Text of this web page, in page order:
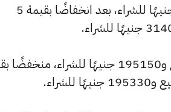
وانخفض سعر عيار 12 ليصل إلى 3155 جنيهًا للبيع و3135 جنيهًا للشراء، بعد انخفاضًا بقيمة 5
وسجل سعر الاونصة انخفاضًا ليصل إلى 196220 جنيهًا للبيع و195150 جنيهًا